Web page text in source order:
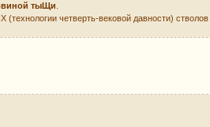
тыЩи.
четверть-вековой давности)